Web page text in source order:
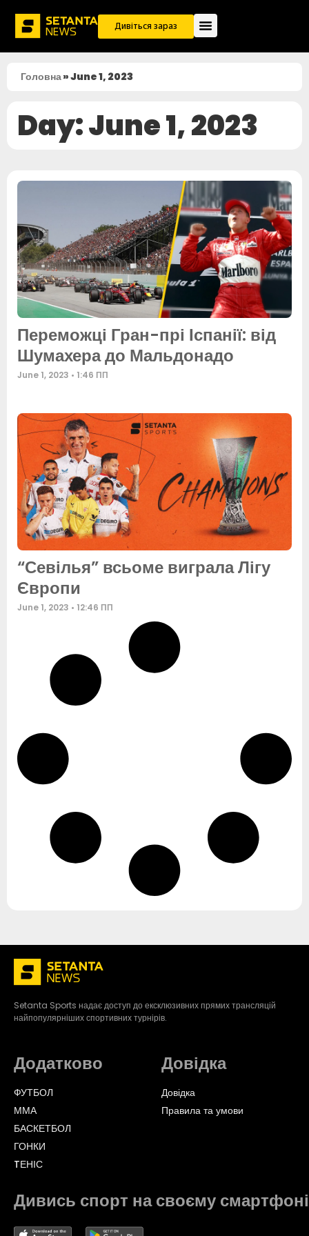
Дивіться зараз
Головна»June 1, 2023
Day: June 1, 2023
Переможці Гран-прі Іспанії: від
Шумахера до Мальдонадо
June 1, 2023 1:46 ПП
“Севілья” всьоме виграла Лігу
Європи
June 1, 2023 12:46 ПП
Setanta Sports надає доступ до ексклюзивних прямих трансляцій
найпопулярніших спортивних турнірів.
Додатково
ФУТБОЛ
ММА
БАСКЕТБОЛ
ГОНКИ
TЕНІС
Довідка
Довідка
Правила та умови
Дивись спорт на своєму смартфоні